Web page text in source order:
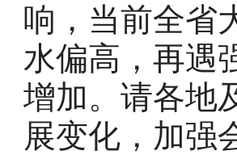
响，当前全省
水偏高，再遇
增加。请各地
展变化，加强